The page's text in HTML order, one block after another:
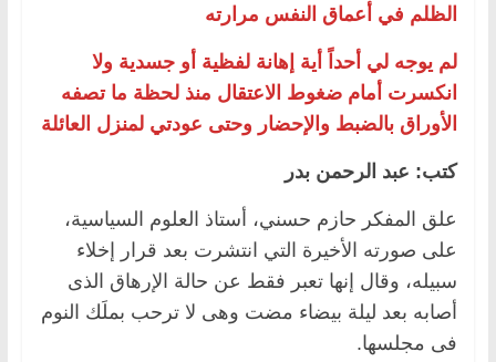
الظلم في أعماق النفس مرارته
لم يوجه لي أحداً أية إهانة لفظية أو جسدية ولا
انكسرت أمام ضغوط الاعتقال منذ لحظة ما تصفه
الأوراق بالضبط والإحضار وحتى عودتي لمنزل العائلة
كتب: عبد الرحمن بدر
علق المفكر حازم حسني، أستاذ العلوم السياسية،
على صورته الأخيرة التي انتشرت بعد قرار إخلاء
سبيله، وقال إنها تعبر فقط عن حالة الإرهاق الذى
أصابه بعد ليلة بيضاء مضت وهى لا ترحب بملَك النوم
فى مجلسها.